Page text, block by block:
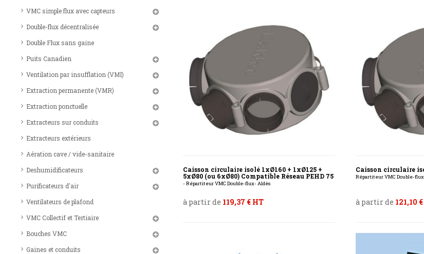
VMC simple flux avec capteurs
Double-flux décentralisée
Double Flux sans gaine
Puits Canadien
Ventilation par insufflation (VMI)
Extraction permanente (VMR)
Extraction ponctuelle
Extracteurs sur conduits
Extracteurs extérieurs
Aération cave / vide-sanitaire
Deshumidificateurs
Purificateurs d'air
Ventilateurs de plafond
VMC Collectif et Tertiaire
Bouches VMC
Gaines et conduits
Caisson circulaire isolé 1xØ160 + 1xØ125 +
5xØ80 (ou 6xØ80) Compatible Réseau PEHD 75
- Répartiteur VMC Double-flux- Aldès
à partir de 119,37 € HT
Caisson circulaire
Répartiteur VMC Double-
à partir de 121,10